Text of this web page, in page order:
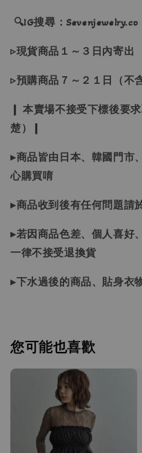
🔍IG搜尋：Sevenjewelry.co
▹現貨商品１～３日內寄出
▹預購商品７～２１日（不
❙ 本賣場不接受下標後要
楚）❙
▸商品皆由日本、韓國門市
心購買唷
▸商品收到後有任何問題請
▸若因商品色差、個人喜好
一律不接受退換貨
▸下水過後的商品、貼身衣
您可能也喜歡